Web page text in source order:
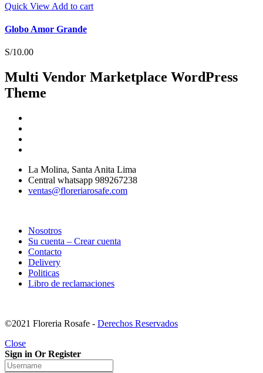
Quick View Add to cart
Globo Amor Grande
S/10.00
Multi Vendor Marketplace WordPress
Theme
La Molina, Santa Anita Lima
Central whatsapp 989267238
ventas@floreriarosafe.com
Nosotros
Su cuenta – Crear cuenta
Contacto
Delivery
Politicas
Libro de reclamaciones
©2021 Floreria Rosafe - Derechos Reservados
Close
Sign in Or Register